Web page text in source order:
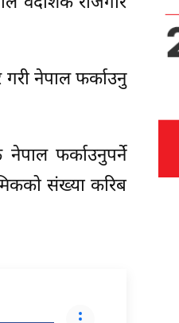
गरी नेपाल फर्काउनु
फर्काउनुपर्ने
संख्या करिब